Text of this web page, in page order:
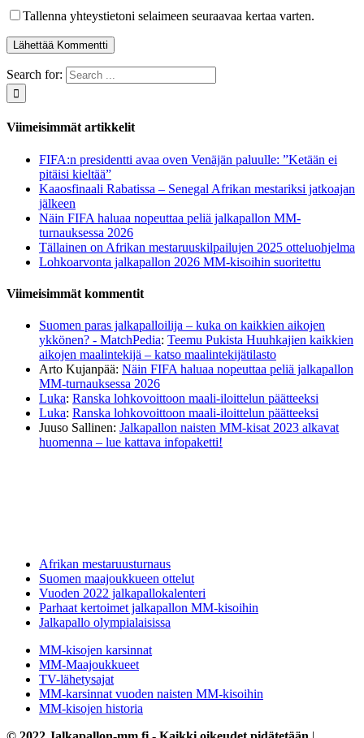
Tallenna yhteystietoni selaimeen seuraavaa kertaa varten.
Search for:
Viimeisimmät artikkelit
FIFA:n presidentti avaa oven Venäjän paluulle: ”Ketään ei
pitäisi kieltää”
Kaaosfinaali Rabatissa – Senegal Afrikan mestariksi jatkoajan
jälkeen
Näin FIFA haluaa nopeuttaa peliä jalkapallon MM-
turnauksessa 2026
Tällainen on Afrikan mestaruuskilpailujen 2025 otteluohjelma
Lohkoarvonta jalkapallon 2026 MM-kisoihin suoritettu
Viimeisimmät kommentit
Suomen paras jalkapalloilija – kuka on kaikkien aikojen
ykkönen? - MatchPedia: Teemu Pukista Huuhkajien kaikkien
aikojen maalintekijä – katso maalintekijätilasto
Arto Kujanpää: Näin FIFA haluaa nopeuttaa peliä jalkapallon
MM-turnauksessa 2026
Luka: Ranska lohkovoittoon maali-iloittelun päätteeksi
Luka: Ranska lohkovoittoon maali-iloittelun päätteeksi
Juuso Sallinen: Jalkapallon naisten MM-kisat 2023 alkavat
huomenna – lue kattava infopaketti!
Afrikan mestaruusturnaus
Suomen maajoukkueen ottelut
Vuoden 2022 jalkapallokalenteri
Parhaat kertoimet jalkapallon MM-kisoihin
Jalkapallo olympialaisissa
MM-kisojen karsinnat
MM-Maajoukkueet
TV-lähetysajat
MM-karsinnat vuoden naisten MM-kisoihin
MM-kisojen historia